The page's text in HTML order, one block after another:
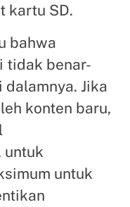
kartu SD.
bahwa
tidak benar-
Jika
konten baru,
untuk
untuk